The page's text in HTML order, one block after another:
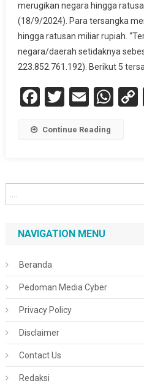
merugikan negara hingga
(18/9/2024). Para tersangka
hingga ratusan miliar rupiah.
negara/daerah setidaknya
223.852.761.192). Berikut 5
Facebook
Twitter
Email
Continue Reading
NAVIGATION MENU
Beranda
Pedoman Media Cyber
Privacy Policy
Disclaimer
Contact Us
Redaksi